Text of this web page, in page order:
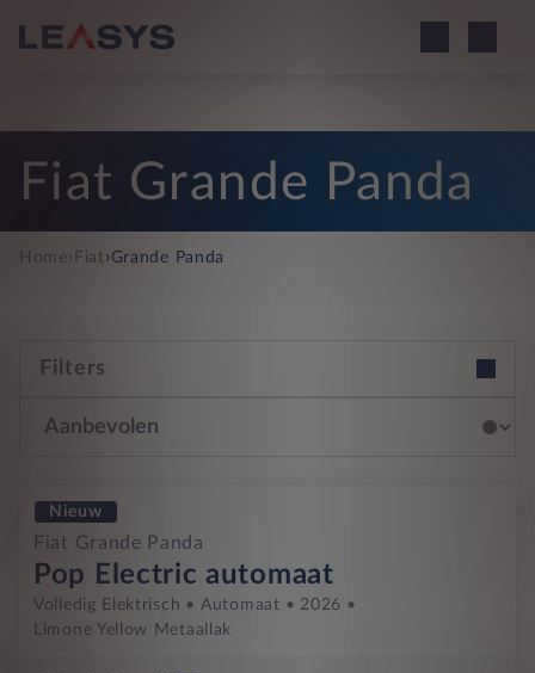
Fiat Grande Panda
Home› Fiat ›Grande Panda
Filters
Nieuw
Fiat Grande Panda
Pop Electric automaat
Volledig Elektrisch Automaat
2026
Limone Yellow Metaallak